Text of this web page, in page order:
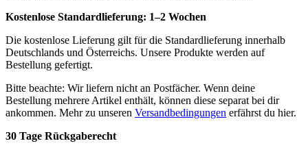
Kostenlose Standardlieferung: 1–2 Wochen
Die kostenlose Lieferung gilt für die Standardlieferung innerhalb
Deutschlands und Österreichs. Unsere Produkte werden auf
Bestellung gefertigt.
Bitte beachte: Wir liefern nicht an Postfächer. Wenn deine
Bestellung mehrere Artikel enthält, können diese separat bei dir
ankommen. Mehr zu unseren Versandbedingungen erfährst du hier.
30 Tage Rückgaberecht